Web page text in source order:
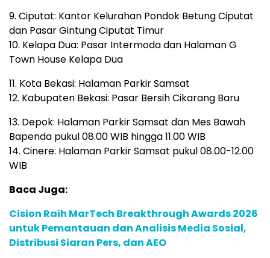
9. Ciputat: Kantor Kelurahan Pondok Betung Ciputat
dan Pasar Gintung Ciputat Timur
10. Kelapa Dua: Pasar Intermoda dan Halaman G
Town House Kelapa Dua
11. Kota Bekasi: Halaman Parkir Samsat
12. Kabupaten Bekasi: Pasar Bersih Cikarang Baru
13. Depok: Halaman Parkir Samsat dan Mes Bawah
Bapenda pukul 08.00 WIB hingga 11.00 WIB
14. Cinere: Halaman Parkir Samsat pukul 08.00-12.00
WIB
Baca Juga:
Cision Raih MarTech Breakthrough Awards 2026
untuk Pemantauan dan Analisis Media Sosial,
Distribusi Siaran Pers, dan AEO